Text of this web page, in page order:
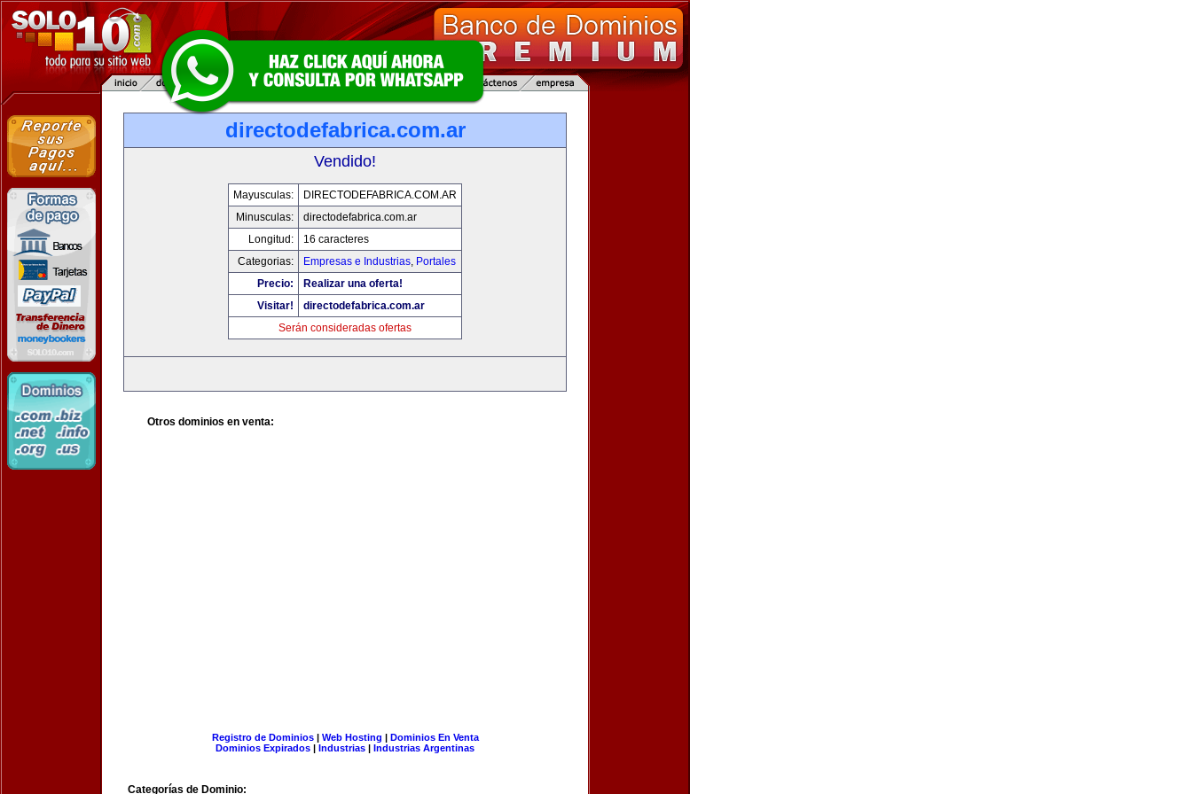
directodefabrica.com.ar
Vendido!
Mayusculas:
DIRECTODEFABRICA.COM.AR
Minusculas:
directodefabrica.com.ar
Longitud:
16 caracteres
Categorias:
Empresas e Industrias, Portales
Precio:
Realizar una oferta!
Visitar!
directodefabrica.com.ar
Serán consideradas ofertas
Otros dominios en venta:
Registro de Dominios| Web Hosting | Dominios En Venta
Dominios Expirados | Industrias | Industrias Argentinas
Categorías de Dominio: